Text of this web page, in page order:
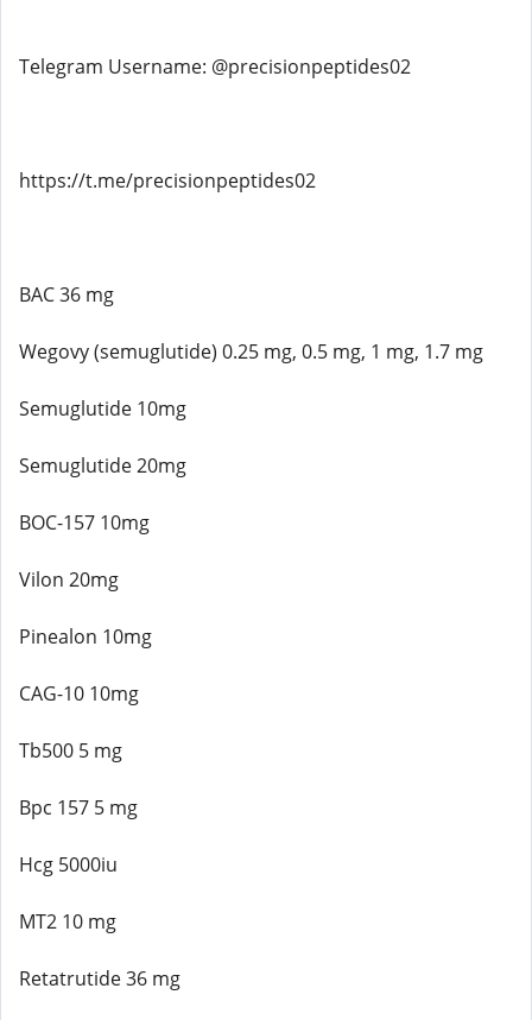
Telegram Username: @precisionpeptides02
https://t.me/precisionpeptides02
BAC 36 mg
Wegovy (semuglutide) 0.25 mg, 0.5 mg, 1 mg, 1.7 mg
Semuglutide 10mg
Semuglutide 20mg
BOC-157 10mg
Vilon 20mg
Pinealon 10mg
CAG-10 10mg
Tb500 5 mg
Bpc 157 5 mg
Hcg 5000iu
MT2 10 mg
Retatrutide 36 mg